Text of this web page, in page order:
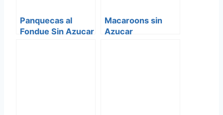
Panquecas al
Fondue Sin Azucar
Macaroons sin
Azucar